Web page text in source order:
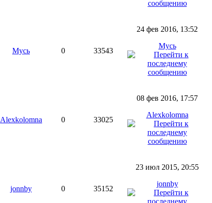
Мусь 0 33543
24 фев 2016, 13:52
Мусь
Alexkolomna 0 33025
08 фев 2016, 17:57
Alexkolomna
jonnby 0 35152
23 июл 2015, 20:55
jonnby